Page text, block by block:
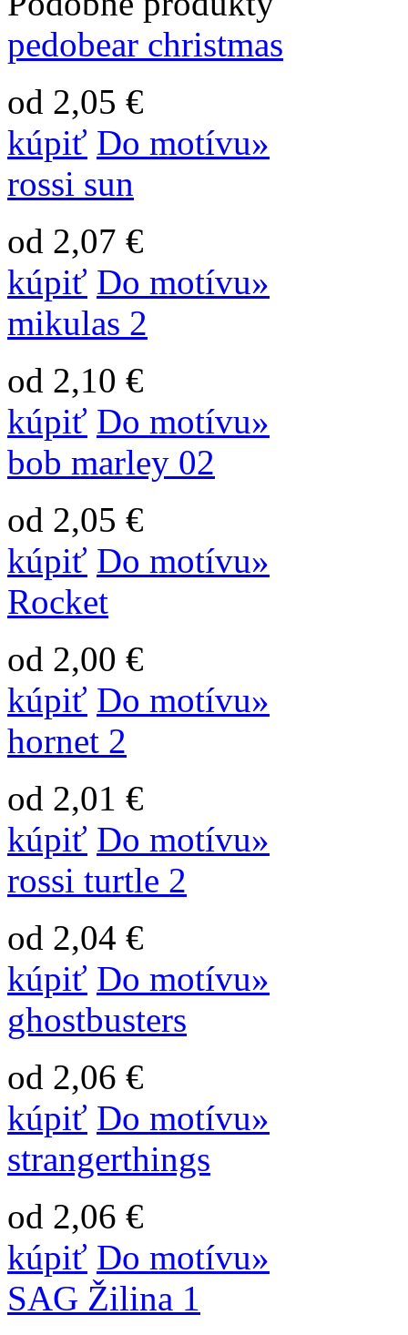
pedobear christmas
od 2,05 €
kúpiť Do motívu»
rossi sun
od 2,07 €
kúpiť Do motívu»
mikulas 2
od 2,10 €
kúpiť Do motívu»
bob marley 02
od 2,05 €
kúpiť Do motívu»
Rocket
od 2,00 €
kúpiť Do motívu»
hornet 2
od 2,01 €
kúpiť Do motívu»
rossi turtle 2
od 2,04 €
kúpiť Do motívu»
ghostbusters
od 2,06 €
kúpiť Do motívu»
strangerthings
od 2,06 €
kúpiť Do motívu»
SAG Žilina 1